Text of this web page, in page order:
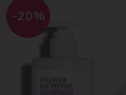
-20%